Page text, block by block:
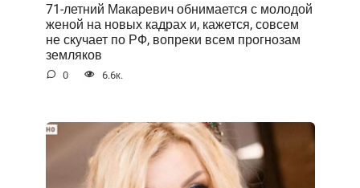
71-летний Макаревич обнимается с молодой
женой на новых кадрах и, кажется, совсем
не скучает по РФ, вопреки всем прогнозам
земляков
0 6.6к.